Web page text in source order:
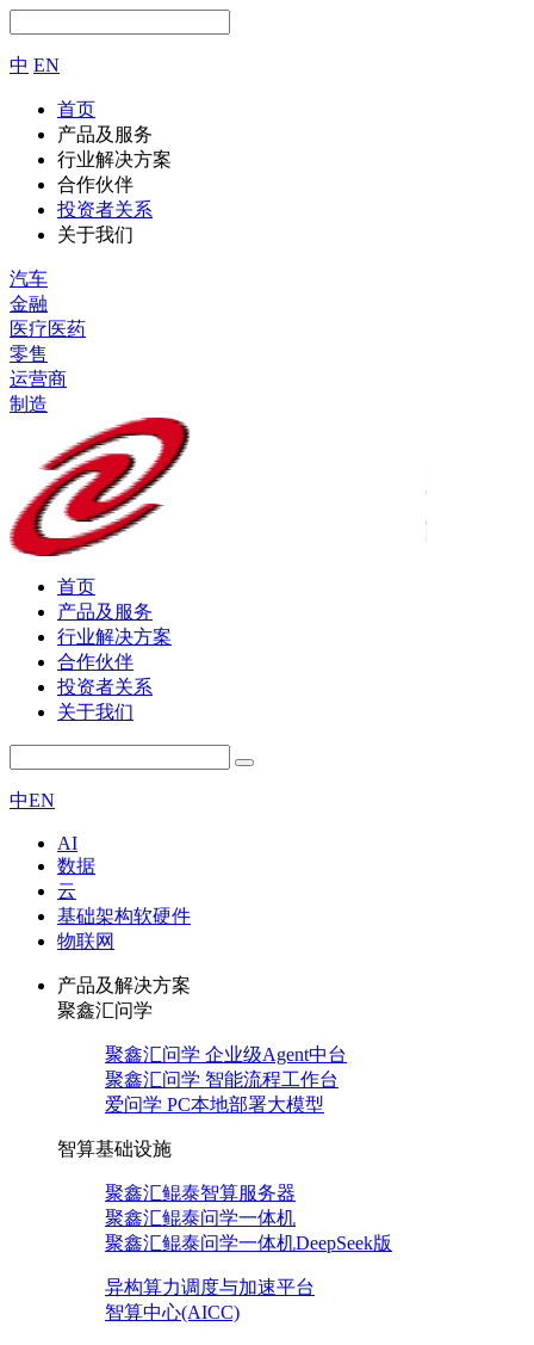
中 EN
首页
产品及服务
行业解决方案
合作伙伴
投资者关系
关于我们
汽车
金融
医疗医药
零售
运营商
制造
首页
产品及服务
行业解决方案
合作伙伴
投资者关系
关于我们
中EN
AI
数据
云
基础架构软硬件
物联网
产品及解决方案
聚鑫汇问学
聚鑫汇问学 企业级Agent中台
聚鑫汇问学 智能流程工作台
爱问学 PC本地部署大模型
智算基础设施
聚鑫汇鲲泰智算服务器
聚鑫汇鲲泰问学一体机
聚鑫汇鲲泰问学一体机DeepSeek版
异构算力调度与加速平台
智算中心(AICC)